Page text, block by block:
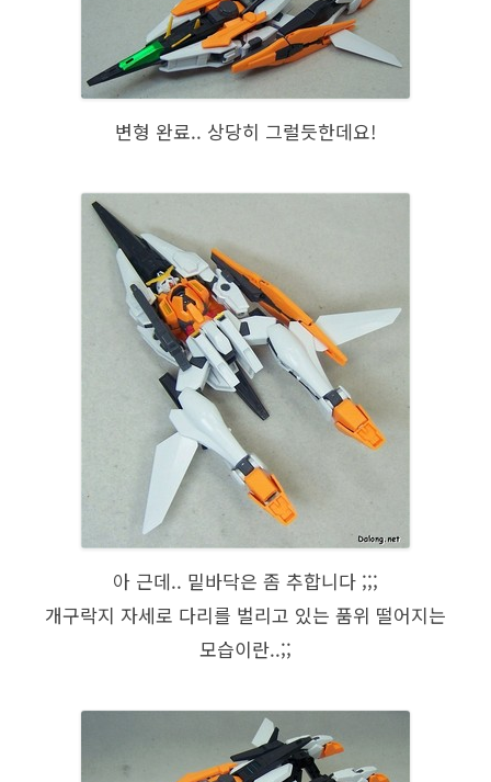
변형 완료.. 상당히 그럴듯한데요!
아 근데.. 밑바닥은 좀 추합니다 ;;;
개구락지 자세로 다리를 벌리고 있는 품위 떨어지는
모습이란..;;